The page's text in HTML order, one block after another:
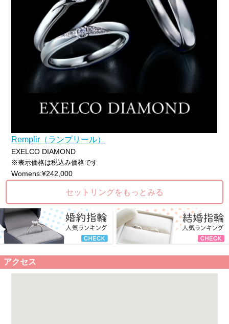
Remplir（ランプリール）
EXELCO DIAMOND
※表示価格は税込み価格です
Womens:¥242,000
セットリングをもっとみる
アクセス